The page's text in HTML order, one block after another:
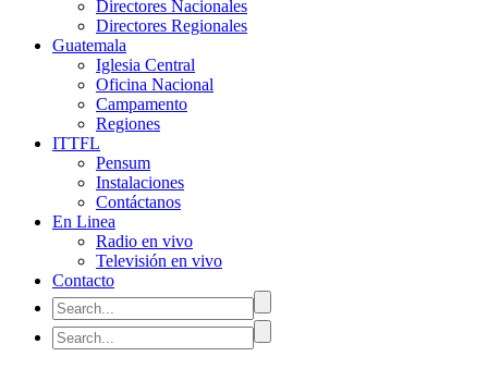
Directores Nacionales
Directores Regionales
Guatemala
Iglesia Central
Oficina Nacional
Campamento
Regiones
ITTFL
Pensum
Instalaciones
Contáctanos
En Linea
Radio en vivo
Televisión en vivo
Contacto